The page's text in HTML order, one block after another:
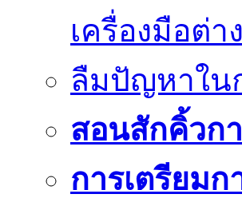
เครื่องมือต่า
ลืมปัญหาใน
สอนสักคิ้วก
การเตรียม